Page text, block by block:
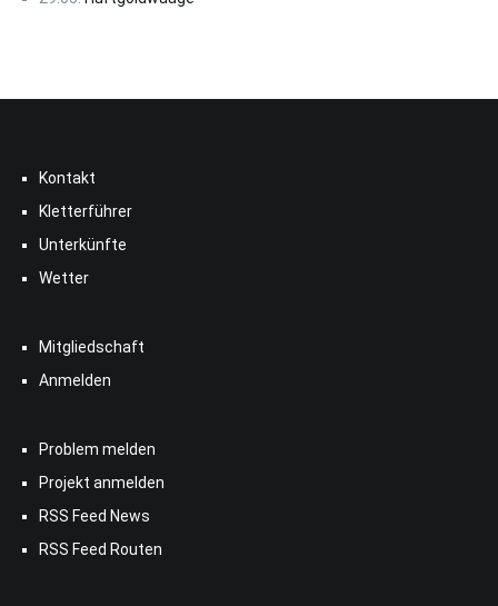
Kontakt
Kletterführer
Unterkünfte
Wetter
Mitgliedschaft
Anmelden
Problem melden
Projekt anmelden
RSS Feed News
RSS Feed Routen